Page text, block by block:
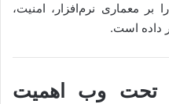
معماری نرم‌افزار، امنیت،
داده است.
تحت وب اهمیت